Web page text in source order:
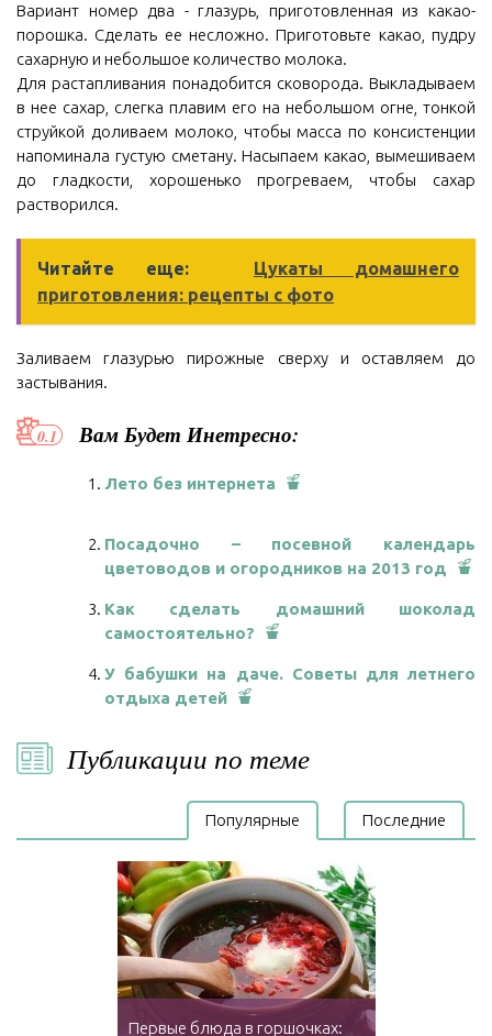
Вариант номер два - глазурь, приготовленная из какао-
порошка. Сделать ее несложно. Приготовьте какао, пудру
сахарную и небольшое количество молока.
Для растапливания понадобится сковорода. Выкладываем
в нее сахар, слегка плавим его на небольшом огне, тонкой
струйкой доливаем молоко, чтобы масса по консистенции
напоминала густую сметану. Насыпаем какао, вымешиваем
до гладкости, хорошенько прогреваем, чтобы сахар
растворился.
Читайте еще:
Цукаты домашнего
приготовления: рецепты с фото
Заливаем глазурью пирожные сверху и оставляем до
застывания.
Вам Будет Инетресно:
Лето без интернета
Посадочно – посевной календарь
цветоводов и огородников на 2013 год
Как сделать домашний шоколад
самостоятельно?
У бабушки на даче. Советы для летнего
отдыха детей
Публикации по теме
Популярные Последние
Первые блюда в горшочках: